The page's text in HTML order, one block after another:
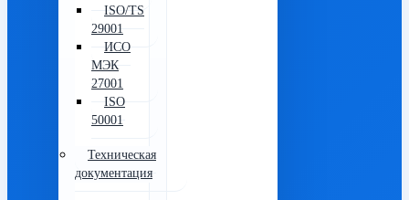
ISO/TS
29001
ИСО
МЭК
27001
ISO
50001
Техническая
документация